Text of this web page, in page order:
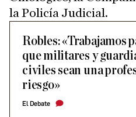
la Policía Judicial.
Robles: «Trabajamos
que militares y
civiles sean una
riesgo»
El Debate